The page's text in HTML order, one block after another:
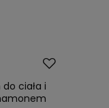
ciała i